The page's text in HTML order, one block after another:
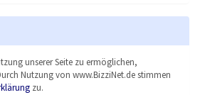
unserer Seite zu ermöglichen,
Nutzung von www.BizziNet.de stimmen
zu.